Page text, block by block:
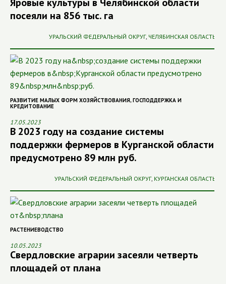
посеяли на 856 тыс. га
УРАЛЬСКИЙ ФЕДЕРАЛЬНЫЙ ОКРУГ, ЧЕЛЯБИНСКАЯ ОБЛАСТЬ
РАЗВИТИЕ МАЛЫХ ФОРМ ХОЗЯЙСТВОВАНИЯ, ГОСПОДДЕРЖКА И
КРЕДИТОВАНИЕ
17.05.2023
В 2023 году на создание системы
поддержки фермеров в Курганской области
предусмотрено 89 млн руб.
УРАЛЬСКИЙ ФЕДЕРАЛЬНЫЙ ОКРУГ, КУРГАНСКАЯ ОБЛАСТЬ
РАСТЕНИЕВОДСТВО
10.05.2023
Свердловские аграрии засеяли четверть
площадей от плана